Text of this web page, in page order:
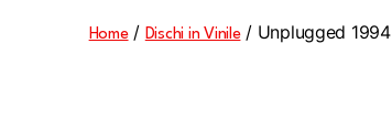
Home/ Dischi in Vinile/ Unplugged 1994